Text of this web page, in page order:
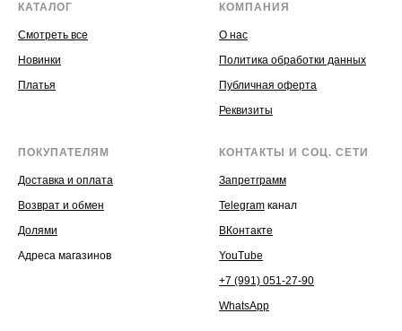
КАТАЛОГ
Смотреть все
Новинки
Платья
КОМПАНИЯ
О нас
Политика обработки данных
Публичная оферта
Реквизиты
ПОКУПАТЕЛЯМ
Доставка и оплата
Возврат и обмен
Долями
Адреса магазинов
КОНТАКТЫ И СОЦ. СЕТИ
Запретграмм
Telegram канал
ВКонтакте
YouTube
+7 (991) 051-27-90
WhatsApp